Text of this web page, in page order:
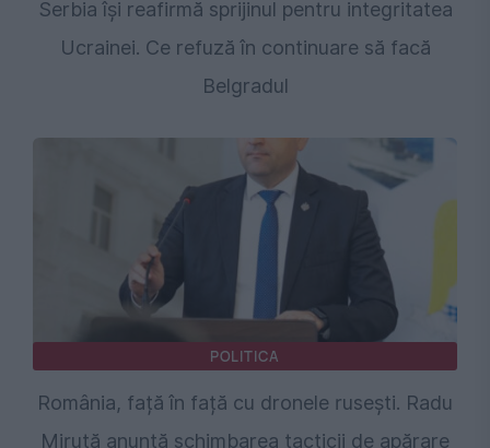
Serbia își reafirmă sprijinul pentru integritatea
Ucrainei. Ce refuză în continuare să facă
Belgradul
POLITICA
România, față în față cu dronele rusești. Radu
Miruță anunță schimbarea tacticii de apărare